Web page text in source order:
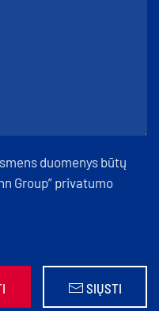
duomenys būtų
Group” privatumo
SIŲSTI